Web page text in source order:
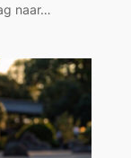
naar…